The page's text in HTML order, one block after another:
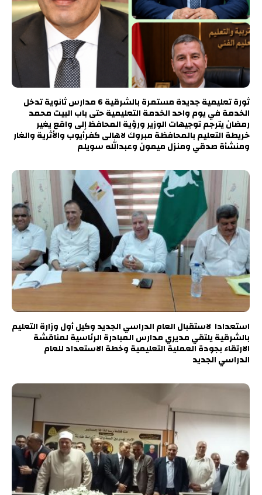
ثورة تعليمية جديدة مستمرة بالشرقية 6 مدارس ثانوية تدخل
الخدمة في يوم واحد الخدمة التعليمية حتى باب البيت محمد
رمضان يترجم توجيهات الوزير ورؤية المحافظ إلى واقع يغير
خريطة التعليم بالمحافظة مبروك لاهالى كفرأيوب والأثرية والغار
ومنشأة صدقي ومنزل ميمون وعبدالله سويلم
استعدادا لاستقبال العام الدراسي الجديد وكيل أول وزارة التعليم
بالشرقية يلتقي مديري مدارس المبادرة الرئاسية لمناقشة
الارتقاء بجودة العملية التعليمية وخطة الاستعداد للعام
الدراسي الجديد